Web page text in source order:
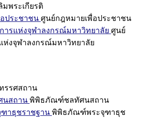
มพระเกียรติ
ประชาชน ศูนย์กฎหมายเพื่อประชาชน
ารแห่งจุฬาลงกรณ์มหาวิทยาลัย ศูนย์
ห่งจุฬาลงกรณ์มหาวิทยาลัย
รรศสถาน
สถาน พิพิธภัณฑ์ชลทัศนสถาน
าธุชราชฐาน พิพิธภัณฑ์พระจุฑาธุช